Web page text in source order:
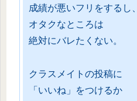
成績が悪いフリをするし、
オタクなところは
絶対にバレたくない。
クラスメイトの投稿に
「いいね」をつけるか